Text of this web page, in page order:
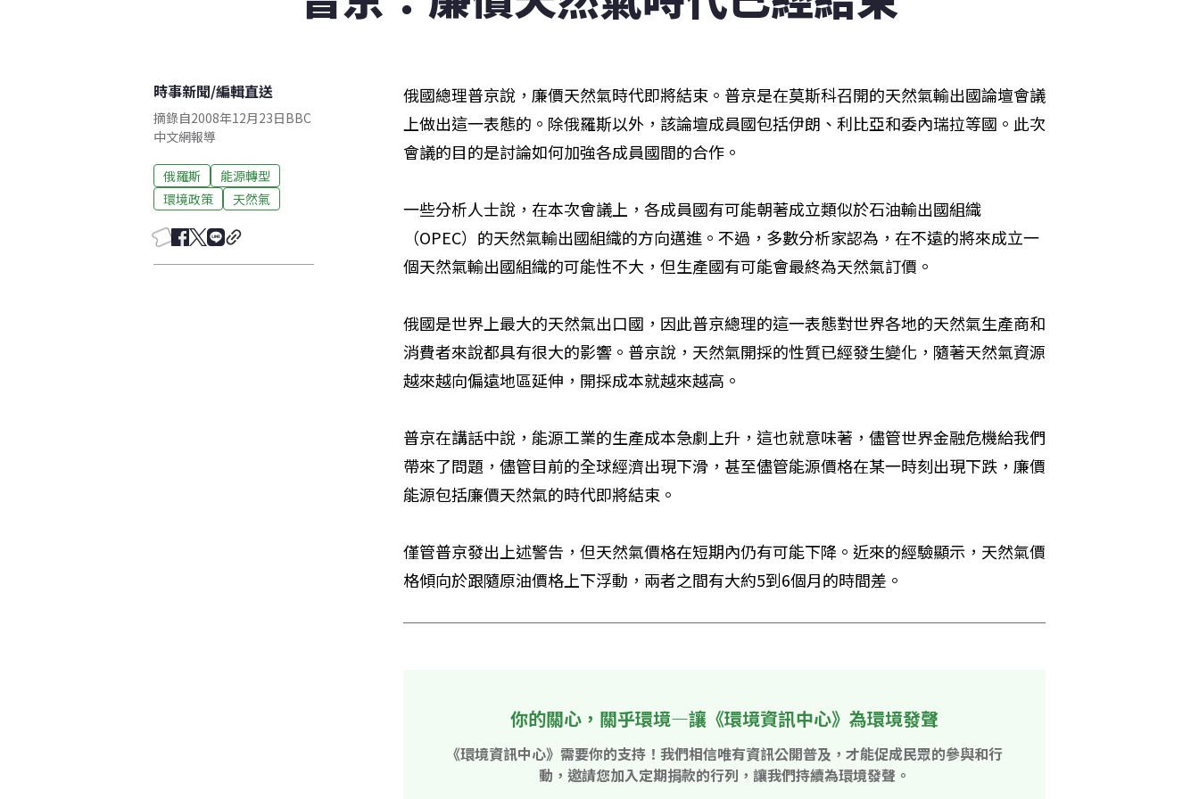
時事新聞/編輯直送
摘錄自2008年12月23日BBC
中文網報導
俄羅斯
能源轉型
環境政策
天然氣
俄國總理普京說，廉價天然氣時代即將結束。普京是在莫斯科召開的天然氣輸出國論壇會議
上做出這一表態的。除俄羅斯以外，該論壇成員國包括伊朗、利比亞和委內瑞拉等國。此次
會議的目的是討論如何加強各成員國間的合作。
一些分析人士說，在本次會議上，各成員國有可能朝著成立類似於石油輸出國組織
（OPEC）的天然氣輸出國組織的方向邁進。不過，多數分析家認為，在不遠的將來成立一
個天然氣輸出國組織的可能性不大，但生產國有可能會最終為天然氣訂價。
俄國是世界上最大的天然氣出口國，因此普京總理的這一表態對世界各地的天然氣生產商和
消費者來說都具有很大的影響。普京說，天然氣開採的性質已經發生變化，隨著天然氣資源
越來越向偏遠地區延伸，開採成本就越來越高。
普京在講話中說，能源工業的生產成本急劇上升，這也就意味著，儘管世界金融危機給我們
帶來了問題，儘管目前的全球經濟出現下滑，甚至儘管能源價格在某一時刻出現下跌，廉價
能源包括廉價天然氣的時代即將結束。
僅管普京發出上述警告，但天然氣價格在短期內仍有可能下降。近來的經驗顯示，天然氣價
格傾向於跟隨原油價格上下浮動，兩者之間有大約5到6個月的時間差。
你的關心，關乎環境—讓《環境資訊中心》為環境發聲
《環境資訊中心》需要你的支持！我們相信唯有資訊公開普及，才能促成民眾的參與和行
動，邀請您加入定期捐款的行列，讓我們持續為環境發聲。